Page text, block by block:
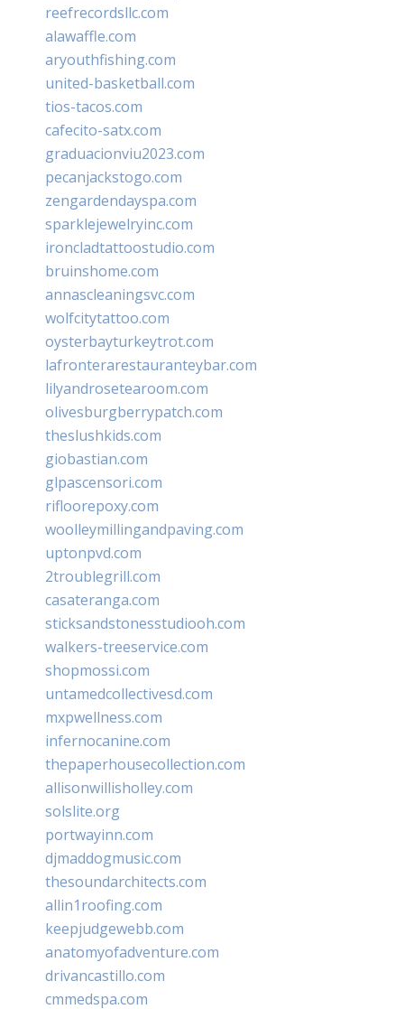
reefrecordsllc.com
alawaffle.com
aryouthfishing.com
united-basketball.com
tios-tacos.com
cafecito-satx.com
graduacionviu2023.com
pecanjackstogo.com
zengardendayspa.com
sparklejewelryinc.com
ironcladtattoostudio.com
bruinshome.com
annascleaningsvc.com
wolfcitytattoo.com
oysterbayturkeytrot.com
lafronterarestauranteybar.com
lilyandrosetearoom.com
olivesburgberrypatch.com
theslushkids.com
giobastian.com
glpascensori.com
rifloorepoxy.com
woolleymillingandpaving.com
uptonpvd.com
2troublegrill.com
casateranga.com
sticksandstonesstudiooh.com
walkers-treeservice.com
shopmossi.com
untamedcollectivesd.com
mxpwellness.com
infernocanine.com
thepaperhousecollection.com
allisonwillisholley.com
solslite.org
portwayinn.com
djmaddogmusic.com
thesoundarchitects.com
allin1roofing.com
keepjudgewebb.com
anatomyofadventure.com
drivancastillo.com
cmmedspa.com